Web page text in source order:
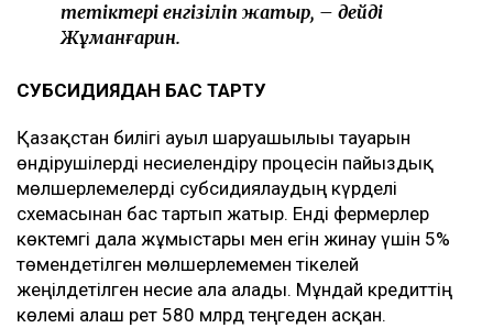
тетіктері енгізіліп жатыр, – дейді
Жұманғарин.
СУБСИДИЯДАН БАС ТАРТУ
Қазақстан билігі ауыл шаруашылығы тауарын
өндірушілерді несиелендіру процесін пайыздық
мөлшерлемелерді субсидиялаудың күрделі
схемасынан бас тартып жатыр. Енді фермерлер
көктемгі дала жұмыстары мен егін жинау үшін 5%
төмендетілген мөлшерлемемен тікелей
жеңілдетілген несие ала алады. Мұндай кредиттің
көлемі алғаш рет 580 млрд теңгеден асқан.